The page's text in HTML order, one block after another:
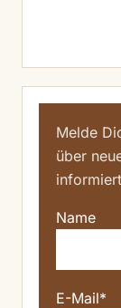
Melde
über
Name
E-Mail*